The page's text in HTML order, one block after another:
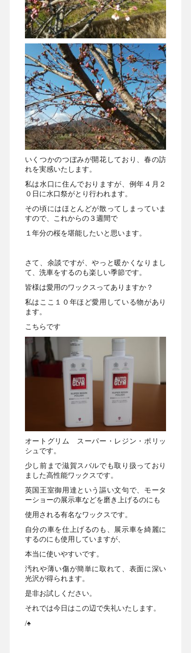
いくつかのつぼみが開花しており、春の訪
れを実感いたします。
私は水口に住んでおりますが、例年４月２
０日に水口祭がとり行われます。
その頃にはほとんどが散ってしまっていま
すので、これからの３週間で
１年分の桜を堪能したいと思います。
さて、余談ですが、やっと暖かくなりまし
て、洗車をするのも楽しい季節です。
皆様は愛用のワックスってありますか？
私はここ１０年ほど愛用している物があり
ます。
こちらです
オートグリム スーパー・レジン・ポリッ
シュです。
少し前まで滋賀スバルでも取り扱っており
ました高性能ワックスです。
英国王室御用達という謳い文句で、モータ
ーショーの展示車などを磨き上げるのにも
使用される有名なワックスです。
自分の車を仕上げるのも、展示車を綺麗に
するのにも使用していますが、
本当に使いやすいです。
汚れや薄い傷が簡単に取れて、表面に深い
光沢が得られます。
是非お試しください。
それでは今日はこの辺で失礼いたします。
/♣